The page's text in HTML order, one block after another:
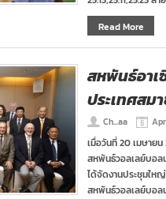
Read More
สหพันธ์อา
ประเทศสม
Ch...aa
เมื่อวันที่ 20 เมษาย
สหพันธ์วอลเลย์บอล
ได้จัดงานประชุมให
สหพันธ์วอลเลย์บอล